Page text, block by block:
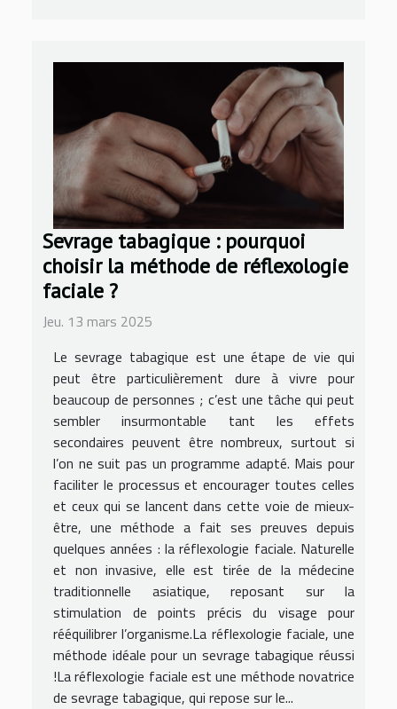
Sevrage tabagique : pourquoi
choisir la méthode de réflexologie
faciale ?
Jeu. 13 mars 2025
Le sevrage tabagique est une étape de vie qui
peut être particulièrement dure à vivre pour
beaucoup de personnes ; c’est une tâche qui peut
sembler insurmontable tant les effets
secondaires peuvent être nombreux, surtout si
l’on ne suit pas un programme adapté. Mais pour
faciliter le processus et encourager toutes celles
et ceux qui se lancent dans cette voie de mieux-
être, une méthode a fait ses preuves depuis
quelques années : la réflexologie faciale. Naturelle
et non invasive, elle est tirée de la médecine
traditionnelle asiatique, reposant sur la
stimulation de points précis du visage pour
rééquilibrer l’organisme.La réflexologie faciale, une
méthode idéale pour un sevrage tabagique réussi
!La réflexologie faciale est une méthode novatrice
de sevrage tabagique, qui repose sur le...